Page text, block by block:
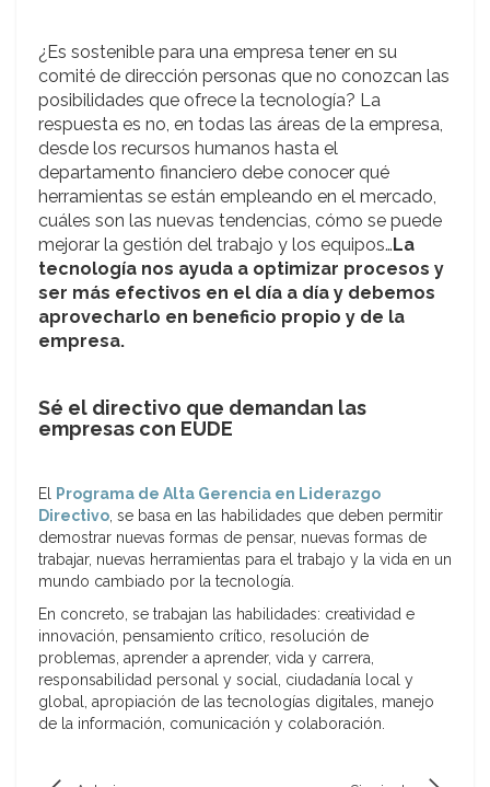
¿Es sostenible para una empresa tener en su
comité de dirección personas que no conozcan las
posibilidades que ofrece la tecnología? La
respuesta es no, en todas las áreas de la empresa,
desde los recursos humanos hasta el
departamento financiero debe conocer qué
herramientas se están empleando en el mercado,
cuáles son las nuevas tendencias, cómo se puede
mejorar la gestión del trabajo y los equipos… La
tecnología nos ayuda a optimizar procesos y
ser más efectivos en el día a día y debemos
aprovecharlo en beneficio propio y de la
empresa.
Sé el directivo que demandan las
empresas con EUDE
El Programa de Alta Gerencia en Liderazgo
Directivo, se basa en las habilidades que deben permitir
demostrar nuevas formas de pensar, nuevas formas de
trabajar, nuevas herramientas para el trabajo y la vida en un
mundo cambiado por la tecnología.
En concreto, se trabajan las habilidades: creatividad e
innovación, pensamiento crítico, resolución de
problemas, aprender a aprender, vida y carrera,
responsabilidad personal y social, ciudadanía local y
global, apropiación de las tecnologías digitales, manejo
de la información, comunicación y colaboración.